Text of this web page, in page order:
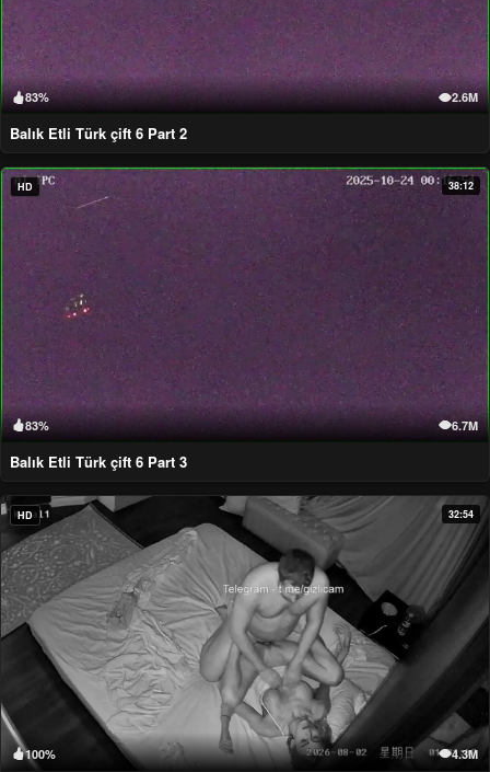
83% 2.6M
Balık Etli Türk çift 6 Part 2
HD 38:12
83% 6.7M
Balık Etli Türk çift 6 Part 3
HD 32:54
100% 4.3M